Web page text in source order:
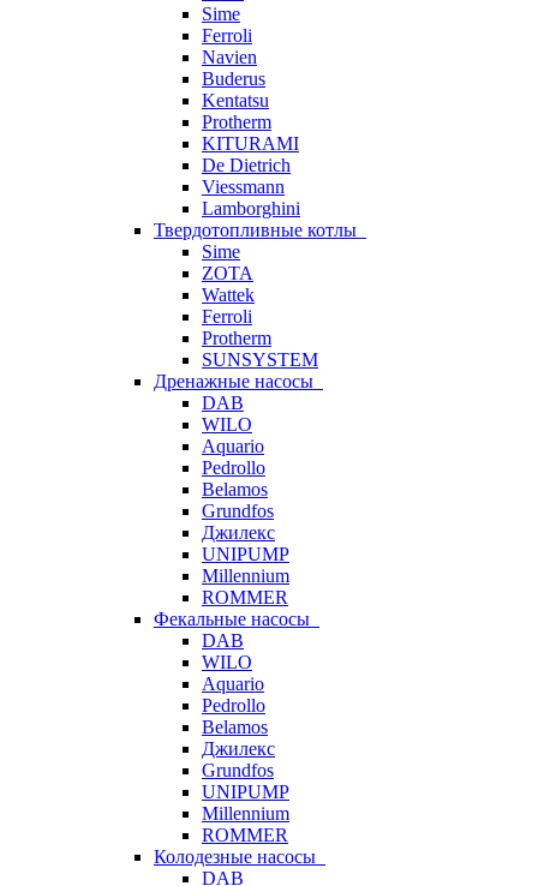
Sime
Ferroli
Navien
Buderus
Kentatsu
Protherm
KITURAMI
De Dietrich
Viessmann
Lamborghini
Твердотопливные котлы
Sime
ZOTA
Wattek
Ferroli
Protherm
SUNSYSTEM
Дренажные насосы
DAB
WILO
Aquario
Pedrollo
Belamos
Grundfos
Джилекс
UNIPUMP
Millennium
ROMMER
Фекальные насосы
DAB
WILO
Aquario
Pedrollo
Belamos
Джилекс
Grundfos
UNIPUMP
Millennium
ROMMER
Колодезные насосы
DAB